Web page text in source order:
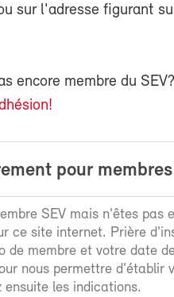
sur l'adresse figurant
encore membre du
pour membres
SEV mais n'êtes pas
ce site internet. Prière
de membre et votre date
nous permettre d'établir
ensuite les indications.